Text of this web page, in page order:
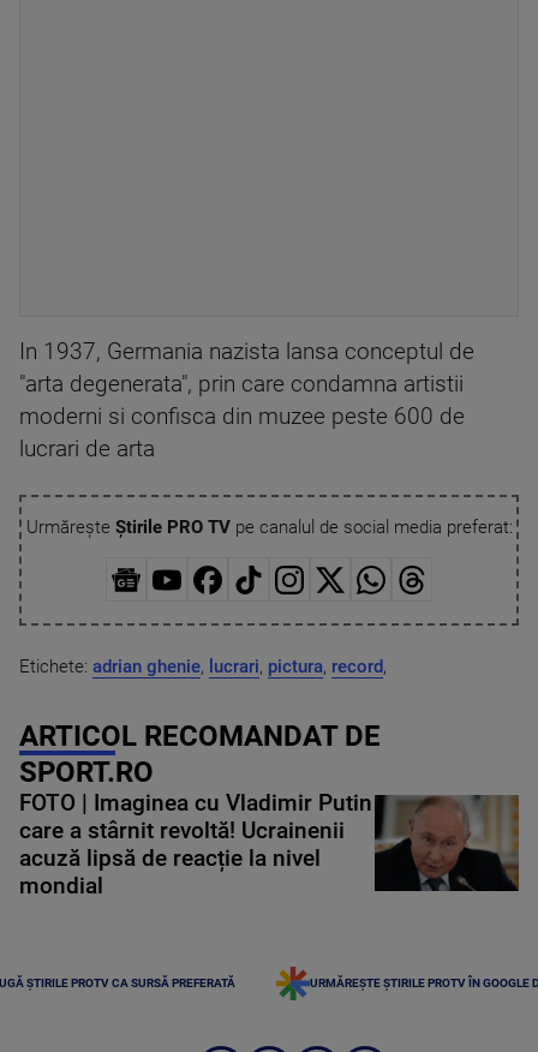
In 1937, Germania nazista lansa conceptul de
"arta degenerata", prin care condamna artistii
moderni si confisca din muzee peste 600 de
lucrari de arta
Urmărește Știrile PRO TVpe canalul de social media preferat:
Etichete: adrian ghenie, lucrari, pictura, record,
ARTICOL RECOMANDAT DE
SPORT.RO
FOTO | Imaginea cu Vladimir Putin
care a stârnit revoltă! Ucrainenii
acuză lipsă de reacție la nivel
mondial
ȘTIRILE PROTV CA SURSĂ PREFERATĂ URMĂREȘTE ȘTIRILE PROTV ÎN GOOGLE